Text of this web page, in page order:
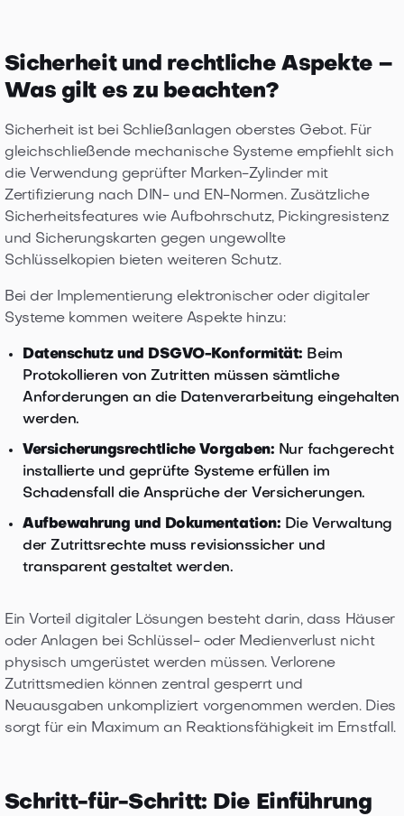
Sicherheit und rechtliche Aspekte –
Was gilt es zu beachten?
Sicherheit ist bei Schließanlagen oberstes Gebot. Für
gleichschließende mechanische Systeme empfiehlt sich
die Verwendung geprüfter Marken-Zylinder mit
Zertifizierung nach DIN- und EN-Normen. Zusätzliche
Sicherheitsfeatures wie Aufbohrschutz, Pickingresistenz
und Sicherungskarten gegen ungewollte
Schlüsselkopien bieten weiteren Schutz.
Bei der Implementierung elektronischer oder digitaler
Systeme kommen weitere Aspekte hinzu:
Datenschutz und DSGVO-Konformität: Beim
Protokollieren von Zutritten müssen sämtliche
Anforderungen an die Datenverarbeitung eingehalten
werden.
Versicherungsrechtliche Vorgaben: Nur fachgerecht
installierte und geprüfte Systeme erfüllen im
Schadensfall die Ansprüche der Versicherungen.
Aufbewahrung und Dokumentation: Die Verwaltung
der Zutrittsrechte muss revisionssicher und
transparent gestaltet werden.
Ein Vorteil digitaler Lösungen besteht darin, dass Häuser
oder Anlagen bei Schlüssel- oder Medienverlust nicht
physisch umgerüstet werden müssen. Verlorene
Zutrittsmedien können zentral gesperrt und
Neuausgaben unkompliziert vorgenommen werden. Dies
sorgt für ein Maximum an Reaktionsfähigkeit im Ernstfall.
Schritt-für-Schritt: Die Einführung